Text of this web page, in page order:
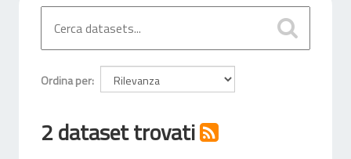
Ordina per
2 dataset trovati